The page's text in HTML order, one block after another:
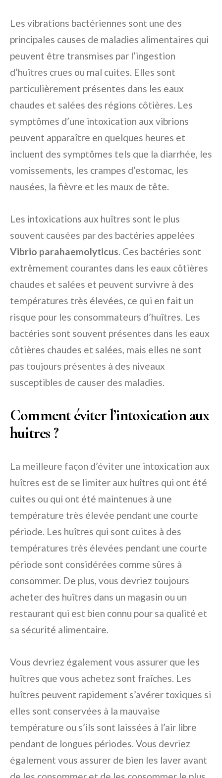
Les vibrations bactériennes sont une des
principales causes de maladies alimentaires qui
peuvent être transmises par l’ingestion
d’huîtres crues ou mal cuites. Elles sont
particulièrement présentes dans les eaux
chaudes et salées des régions côtières. Les
symptômes d’une intoxication aux vibrions
peuvent apparaître en quelques heures et
incluent des symptômes tels que la diarrhée, les
vomissements, les crampes d’estomac, les
nausées, la fièvre et les maux de tête.
Les intoxications aux huîtres sont le plus
souvent causées par des bactéries appelées
Vibrio parahaemolyticus. Ces bactéries sont
extrêmement courantes dans les eaux côtières
chaudes et salées et peuvent survivre à des
températures très élevées, ce qui en fait un
risque pour les consommateurs d’huîtres. Les
bactéries sont souvent présentes dans les eaux
côtières chaudes et salées, mais elles ne sont
pas toujours présentes à des niveaux
susceptibles de causer des maladies.
Comment éviter l’intoxication aux
huîtres ?
La meilleure façon d’éviter une intoxication aux
huîtres est de se limiter aux huîtres qui ont été
cuites ou qui ont été maintenues à une
température très élevée pendant une courte
période. Les huîtres qui sont cuites à des
températures très élevées pendant une courte
période sont considérées comme sûres à
consommer. De plus, vous devriez toujours
acheter des huîtres dans un magasin ou un
restaurant qui est bien connu pour sa qualité et
sa sécurité alimentaire.
Vous devriez également vous assurer que les
huîtres que vous achetez sont fraîches. Les
huîtres peuvent rapidement s’avérer toxiques si
elles sont conservées à la mauvaise
température ou s’ils sont laissées à l’air libre
pendant de longues périodes. Vous devriez
également vous assurer de bien les laver avant